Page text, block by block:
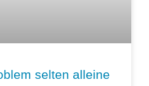
selten alleine